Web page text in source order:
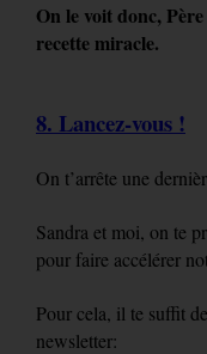
On le voit donc,
recette miracle.
8. Lancez-vous !
On t’arrête une
Sandra et moi, on te
pour faire accélérer
Pour cela, il te suffit
newsletter: